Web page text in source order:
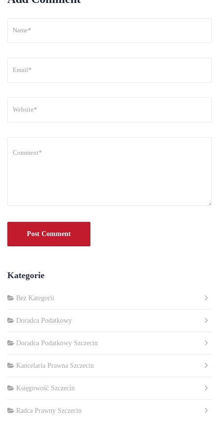
Kategorie
Bez Kategorii
Doradca Podatkowy
Doradca Podatkowy Szczecin
Kancelaria Prawna Szczecin
Księgowość Szczecin
Radca Prawny Szczecin